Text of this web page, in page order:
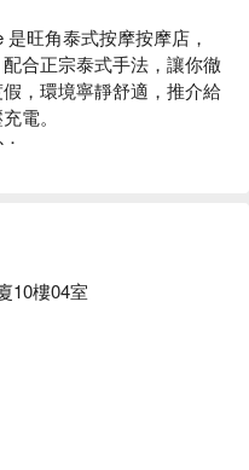
旺角泰式按摩按摩店，
合正宗泰式手法，讓你徹
，環境寧靜舒適，推介給
電。
球熱敷療程，舒緩痠痛、
士喜愛
10樓04室